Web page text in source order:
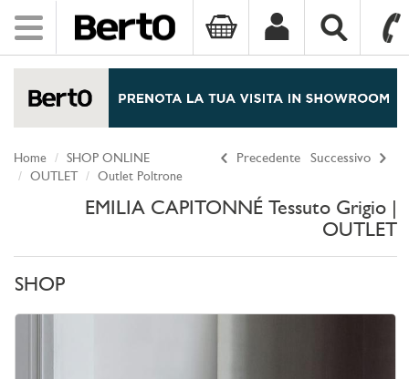
Toggle
navigation
Precedente Successivo
Home
SHOP ONLINE
OUTLET
Outlet Poltrone
EMILIA CAPITONNÉ Tessuto Grigio |
OUTLET
SHOP